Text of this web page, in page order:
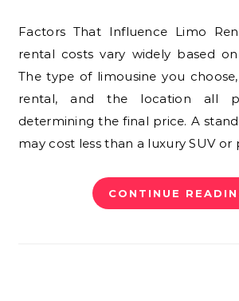
Factors That Influence Limo Rental Prices Limo
rental costs vary widely based
The type of limousine you
rental, and the location all
determining the final price. A
may cost less than a luxury SUV or
CONTINUE